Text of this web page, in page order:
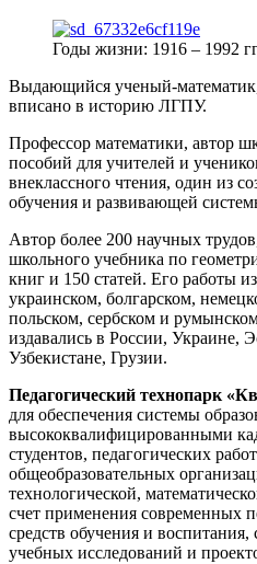
Годы жизни: 1916 – 1992
Выдающийся ученый-
вписано в историю ЛГПУ.
Профессор математики, автор
пособий для учителей и
внеклассного чтения, один из
обучения и развивающей
Автор более 200 научных
школьного учебника по
книг и 150 статей. Его работы
украинском, болгарском,
польском, сербском и
издавались в России, Украине,
Узбекистане, Грузии.
Педагогический технопарк
для обеспечения системы
высококвалифицированными
студентов, педагогических
общеобразовательных
технологической,
счет применения современных
средств обучения и
учебных исследований и